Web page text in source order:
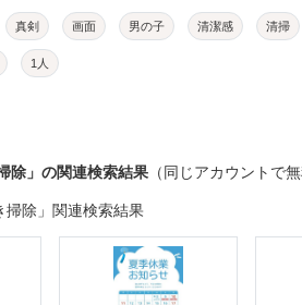
真剣 画面 男の子 清潔感 清掃
1人
除」の関連検索結果 （同じアカウントで
掃除」関連検索結果